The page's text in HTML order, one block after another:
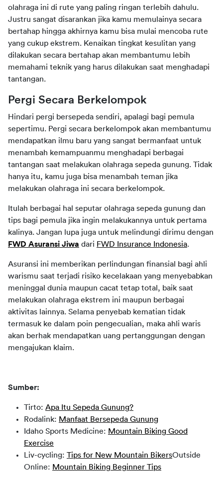
olahraga ini di rute yang paling ringan terlebih dahulu.
Justru sangat disarankan jika kamu memulainya secara
bertahap hingga akhirnya kamu bisa mulai mencoba rute
yang cukup ekstrem. Kenaikan tingkat kesulitan yang
dilakukan secara bertahap akan membantumu lebih
memahami teknik yang harus dilakukan saat menghadapi
tantangan.
Pergi Secara Berkelompok
Hindari pergi bersepeda sendiri, apalagi bagi pemula
sepertimu. Pergi secara berkelompok akan membantumu
mendapatkan ilmu baru yang sangat bermanfaat untuk
menambah kemampuanmu menghadapi berbagai
tantangan saat melakukan olahraga sepeda gunung. Tidak
hanya itu, kamu juga bisa menambah teman jika
melakukan olahraga ini secara berkelompok.
Itulah berbagai hal seputar olahraga sepeda gunung dan
tips bagi pemula jika ingin melakukannya untuk pertama
FWD Asuransi Jiwa dari FWD Insurance Indonesia.
Asuransi ini memberikan perlindungan finansial bagi ahli
warismu saat terjadi risiko kecelakaan yang menyebabkan
meninggal dunia maupun cacat tetap total, baik saat
melakukan olahraga ekstrem ini maupun berbagai
aktivitas lainnya. Selama penyebab kematian tidak
termasuk ke dalam poin pengecualian, maka ahli waris
akan berhak mendapatkan uang pertanggungan dengan
mengajukan klaim.
Sumber:
Tirto: Apa Itu Sepeda Gunung?
Rodalink: Manfaat Bersepeda Gunung
Idaho Sports Medicine: Mountain Biking Good
Exercise
Liv-cycling: Tips for New Mountain BikersOutside
Online: Mountain Biking Beginner Tips